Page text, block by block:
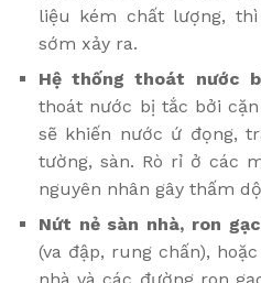
liệu kém chất lượng,
sớm xảy ra.
Hệ thống thoát nước
thoát nước bị tắc bởi
sẽ khiến nước ứ đọng,
tường, sàn. Rò rỉ ở các
nguyên nhân gây thấm
Nứt nẻ sàn nhà, ron
(va đập, rung chấn),
nhà và các đường ron